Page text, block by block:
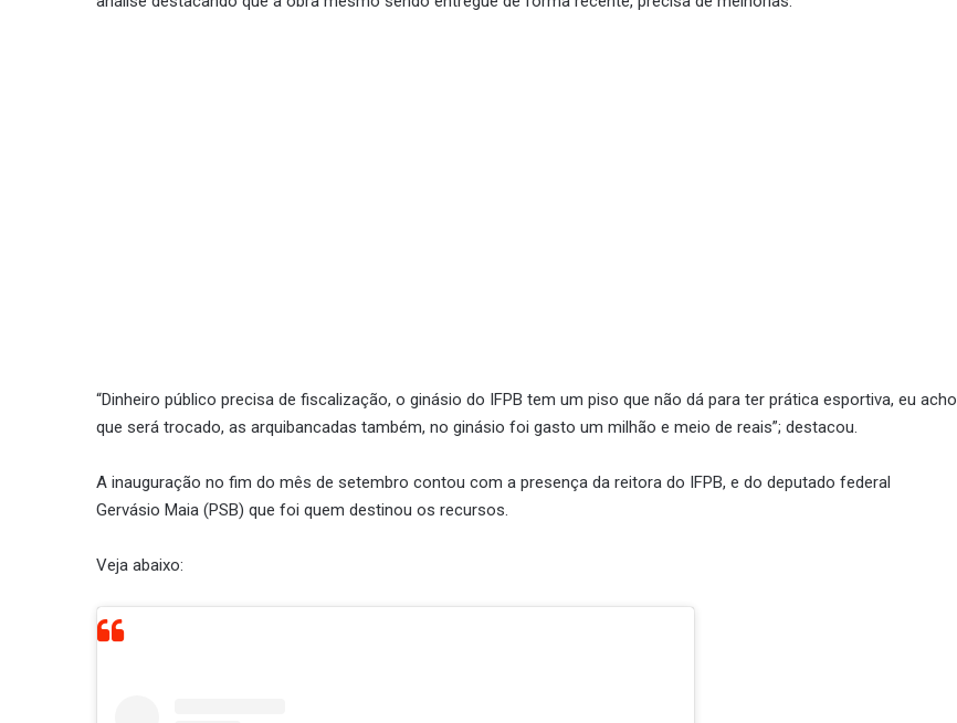
“Dinheiro público precisa de fiscalização, o ginásio do IFPB tem um piso que não dá para ter prática esportiva, eu acho
que será trocado, as arquibancadas também, no ginásio foi gasto um milhão e meio de reais”; destacou.
A inauguração no fim do mês de setembro contou com a presença da reitora do IFPB, e do deputado federal
Gervásio Maia (PSB) que foi quem destinou os recursos.
Veja abaixo: